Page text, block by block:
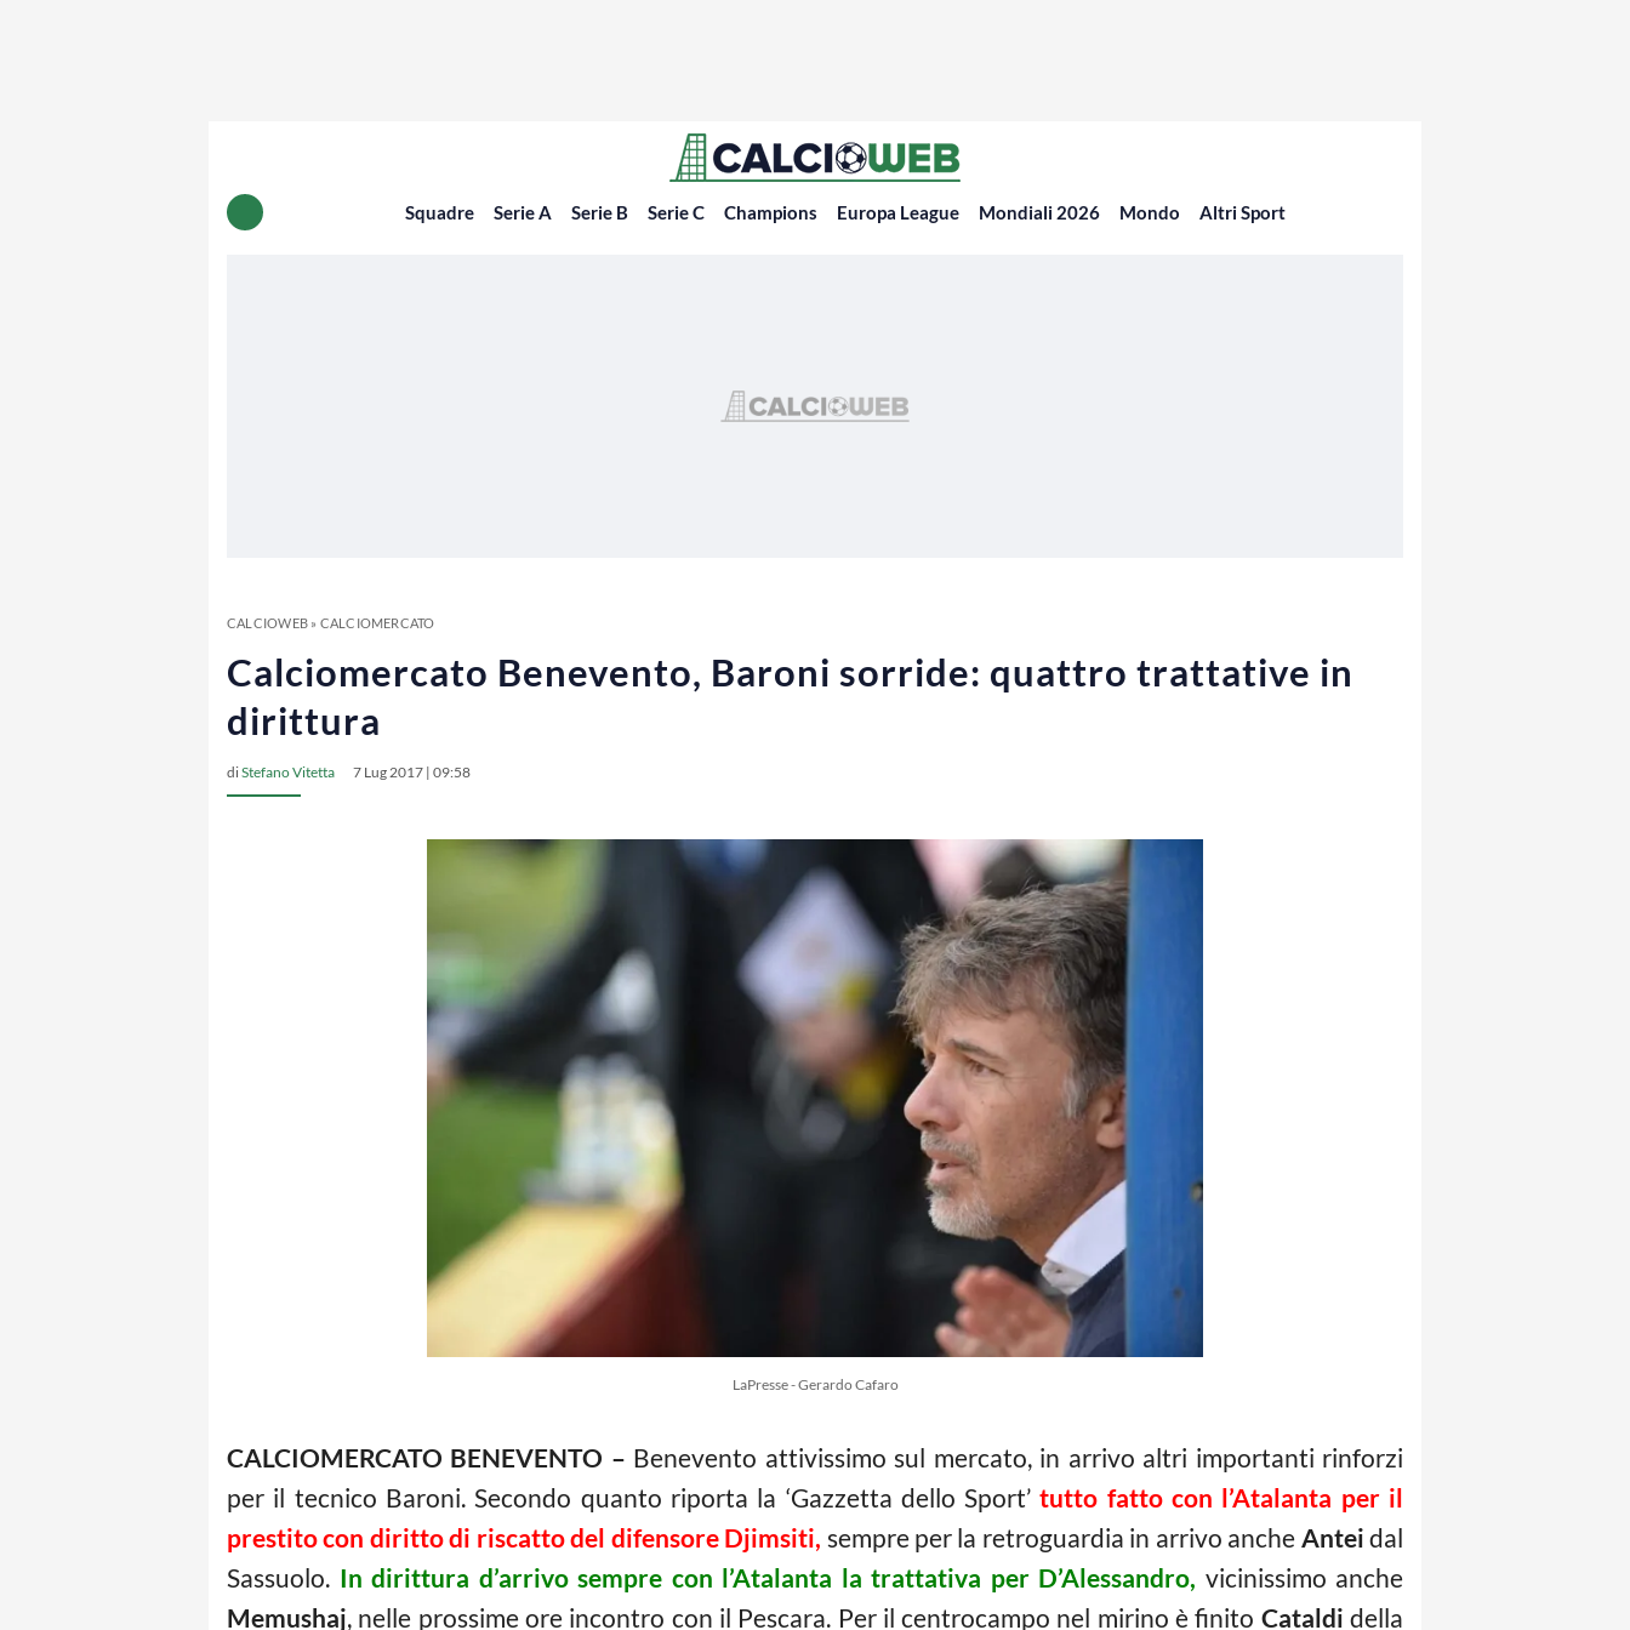
Squadre Serie A Serie B Serie C Champions Europa League Mondiali 2026 Mondo Altri Sport
CALCIOWEB» CALCIOMERCATO
Calciomercato Benevento, Baroni sorride: quattro trattative in
dirittura
diStefano Vitetta 7 Lug 2017 | 09:58
LaPresse - Gerardo Cafaro
CALCIOMERCATO BENEVENTO – Benevento attivissimo sul mercato, in arrivo altri importanti rinforzi
per il tecnico Baroni. Secondo quanto riporta la ‘Gazzetta dello Sport’tutto fatto con l’Atalanta per il
prestito con diritto di riscatto del difensore Djimsiti, sempre per la retroguardia in arrivo anche Antei dal
Sassuolo. In dirittura d’arrivo sempre con l’Atalanta la trattativa per D’Alessandro, vicinissimo anche
Memushaj, nelle prossime ore incontro con il Pescara. Per il centrocampo nel mirino è finito Cataldi della